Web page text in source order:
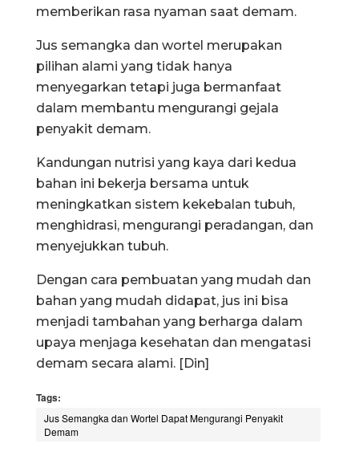
memberikan rasa nyaman saat demam.
Jus semangka dan wortel merupakan
pilihan alami yang tidak hanya
menyegarkan tetapi juga bermanfaat
dalam membantu mengurangi gejala
penyakit demam.
Kandungan nutrisi yang kaya dari kedua
bahan ini bekerja bersama untuk
meningkatkan sistem kekebalan tubuh,
menghidrasi, mengurangi peradangan, dan
menyejukkan tubuh.
Dengan cara pembuatan yang mudah dan
bahan yang mudah didapat, jus ini bisa
menjadi tambahan yang berharga dalam
upaya menjaga kesehatan dan mengatasi
demam secara alami. [Din]
Tags:
Jus Semangka dan Wortel Dapat Mengurangi Penyakit
Demam